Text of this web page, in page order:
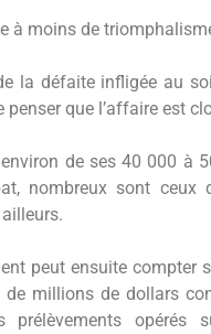
à moins de
la défaite infligée au
penser que l’affaire est
environ de ses 40 000 à
nombreux sont ceux
peut ensuite compter
de millions de dollars
prélèvements opérés